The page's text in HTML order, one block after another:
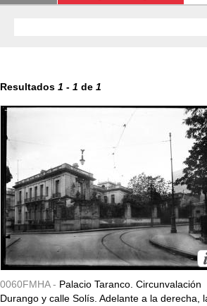
Resultados 1 - 1 de 1
0060FMHA - Palacio Taranco. Circunvalación
Durango y calle Solís. Adelante a la derecha,